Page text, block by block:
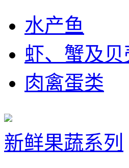
水产鱼
虾、蟹及贝
肉禽蛋类
新鲜果蔬系列